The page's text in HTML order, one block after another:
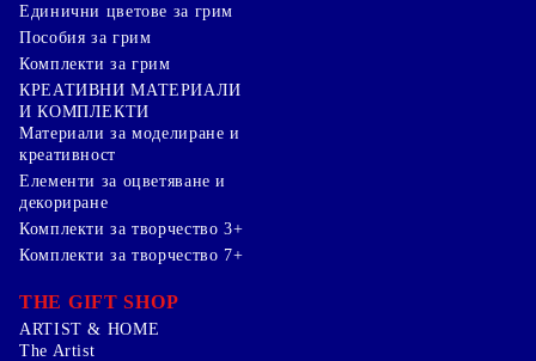
Единични цветове за грим
Пособия за грим
Комплекти за грим
КРЕАТИВНИ МАТЕРИАЛИ
И КОМПЛЕКТИ
Mатериали за моделиране и
креативност
Елементи за оцветяване и
декориране
Комплекти за творчество 3+
Комплекти за творчество 7+
THE GIFT SHOP
ARTIST & HOME
The Artist